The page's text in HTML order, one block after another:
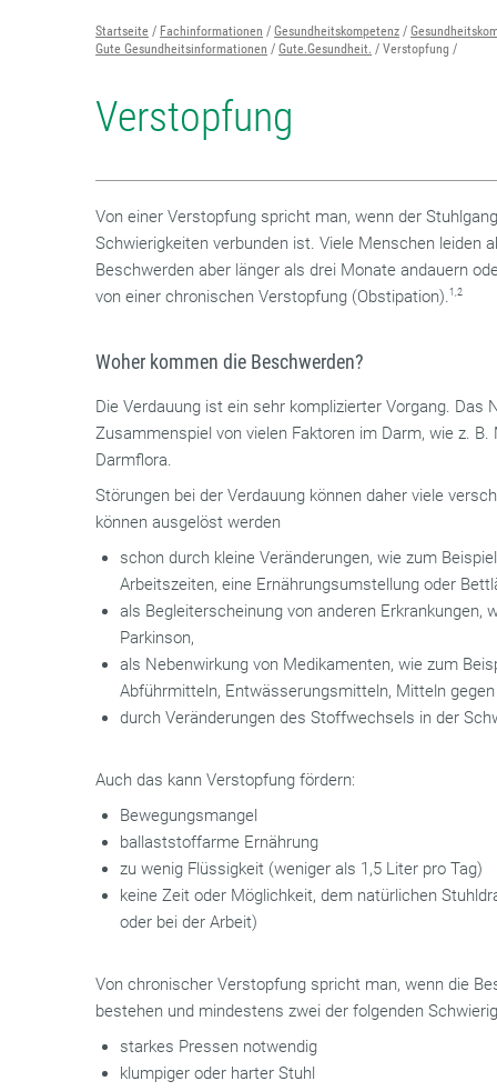
Startseite Fachinformationen Gesundheitskompetenz
Gute Gesundheitsinformationen
Gute.Gesundheit. Verstopfung
Verstopfung
Von einer Verstopfung spricht man, wenn der
Schwierigkeiten verbunden ist. Viele Menschen leiden
Beschwerden aber länger als drei Monate andauern
von einer chronischen Verstopfung (Obstipation).1,2
Woher kommen die Beschwerden?
Die Verdauung ist ein sehr komplizierter Vorgang. Das
Zusammenspiel von vielen Faktoren im Darm, wie z.
Darmflora.
Störungen bei der Verdauung können daher viele
können ausgelöst werden
schon durch kleine Veränderungen, wie zum
Arbeitszeiten, eine Ernährungsumstellung oder
als Begleiterscheinung von anderen Erkrankungen,
Parkinson,
als Nebenwirkung von Medikamenten, wie zum
Abführmitteln, Entwässerungsmitteln, Mitteln
durch Veränderungen des Stoffwechsels in der
Auch das kann Verstopfung fördern:
Bewegungsmangel
ballaststoffarme Ernährung
zu wenig Flüssigkeit (weniger als 1,5 Liter pro Tag)
keine Zeit oder Möglichkeit, dem natürlichen
oder bei der Arbeit)
Von chronischer Verstopfung spricht man, wenn die
bestehen und mindestens zwei der folgenden
starkes Pressen notwendig
klumpiger oder harter Stuhl